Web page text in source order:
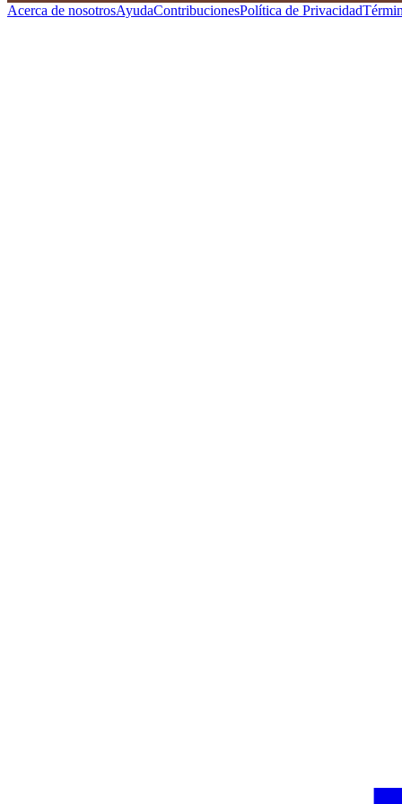
Acerca de nosotrosAyudaContribucionesPolítica de Privacidad